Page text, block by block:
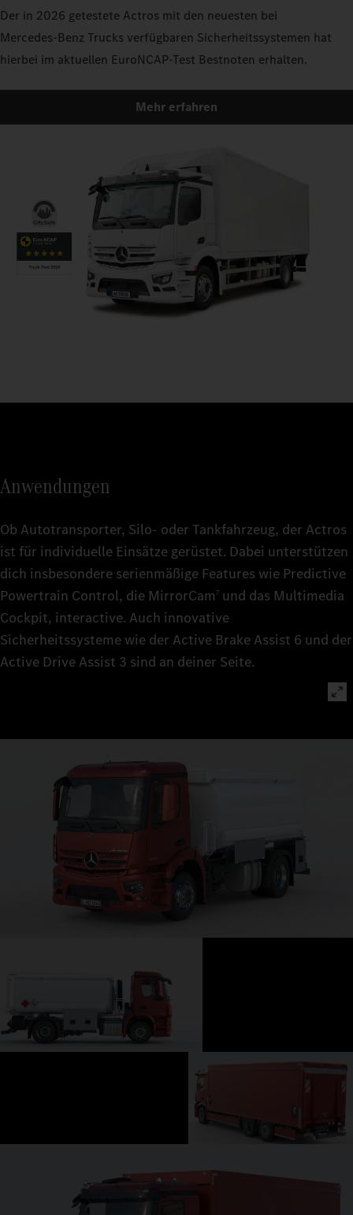
Der in 2026 getestete Actros mit den neuesten bei
Mercedes‑Benz Trucks verfügbaren Sicherheitssystemen hat
hierbei im aktuellen EuroNCAP-Test Bestnoten erhalten.
Mehr erfahren
Anwendungen
Ob Autotransporter, Silo- oder Tankfahrzeug, der Actros
ist für individuelle Einsätze gerüstet. Dabei unterstützen
dich insbesondere serienmäßige Features wie Predictive
Powertrain Control, die MirrorCam7 und das Multimedia
Cockpit, interactive. Auch innovative
Sicherheitssysteme wie der Active Brake Assist 6 und der
Active Drive Assist 3 sind an deiner Seite.